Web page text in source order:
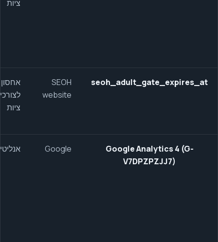
ציות
seoh_adult_gate_expires_at
SEOH
website
אחסון
לצורכי
ציות
Google Analytics 4 (G-
V7DPZPZJJ7)
Google